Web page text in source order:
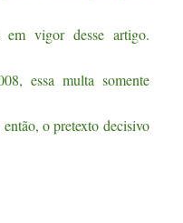
vigor desse artigo.
essa multa somente
o pretexto decisivo